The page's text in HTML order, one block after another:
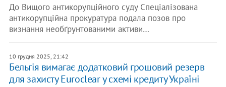
До Вищого антикорупційного суду Спеціалізована
антикорупційна прокуратура подала позов про
визнання необґрунтованими активи…
10 грудня 2025, 21:42
Бельгія вимагає додатковий грошовий резерв
для захисту Euroclear у схемі кредиту Україні